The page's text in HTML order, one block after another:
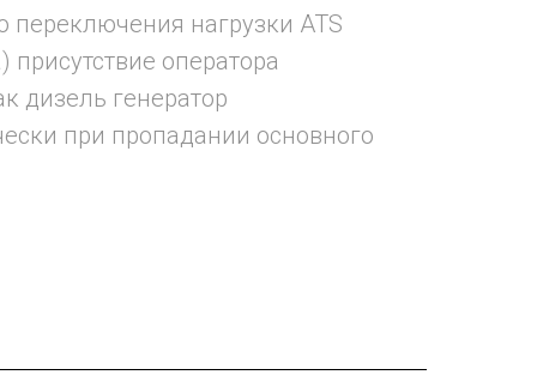
переключения нагрузки ATS
присутствие оператора
дизель генератор
при пропадании основного